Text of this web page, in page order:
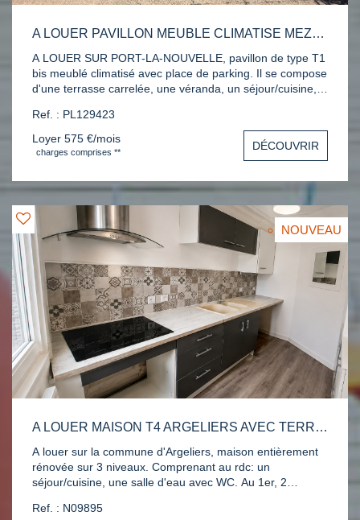
A LOUER PAVILLON MEUBLE CLIMATISE MEZZANINE PORT LA NOUVELLE
A LOUER SUR PORT-LA-NOUVELLE, pavillon de type T1
bis meublé climatisé avec place de parking. Il se compose
d'une terrasse carrelée, une véranda, un séjour/cuisine,
Contactez nous au 04 68 48 53 31 pour une visite.
Ref. : PL129423
Loyer 575 €/mois
charges comprises ** DÉCOUVRIR
NOUVEAU
A LOUER MAISON T4 ARGELIERS AVEC TERRASSE TROPEZIENNE
A louer sur la commune d'Argeliers, maison entièrement
rénovée sur 3 niveaux. Comprenant au rdc: un
séjour/cuisine, une salle d'eau avec WC. Au 1er, 2
tropézienne. Contactez nous au 04 68 65 15 00 pour une
Ref. : N09895